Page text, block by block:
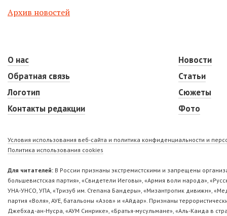
Архив новостей
О нас
Обратная связь
Логотип
Контакты редакции
Новости
Статьи
Сюжеты
Фото
Условия использования веб-сайта и политика конфиденциальности и
Политика использования cookies
Для читателей: В России признаны экстремистскими и запрещены
большевистская партия», «Свидетели Иеговы», «Армия воли народа»,
УНА-УНСО, УПА, «Тризуб им. Степана Бандеры», «Мизантропик дивижн»,
партия «Воля», АУЕ, батальоны «Азов» и «Айдар». Признаны
Джебхад-ан-Нусра, «АУМ Синрике», «Братья-мусульмане», «Аль-Каида в